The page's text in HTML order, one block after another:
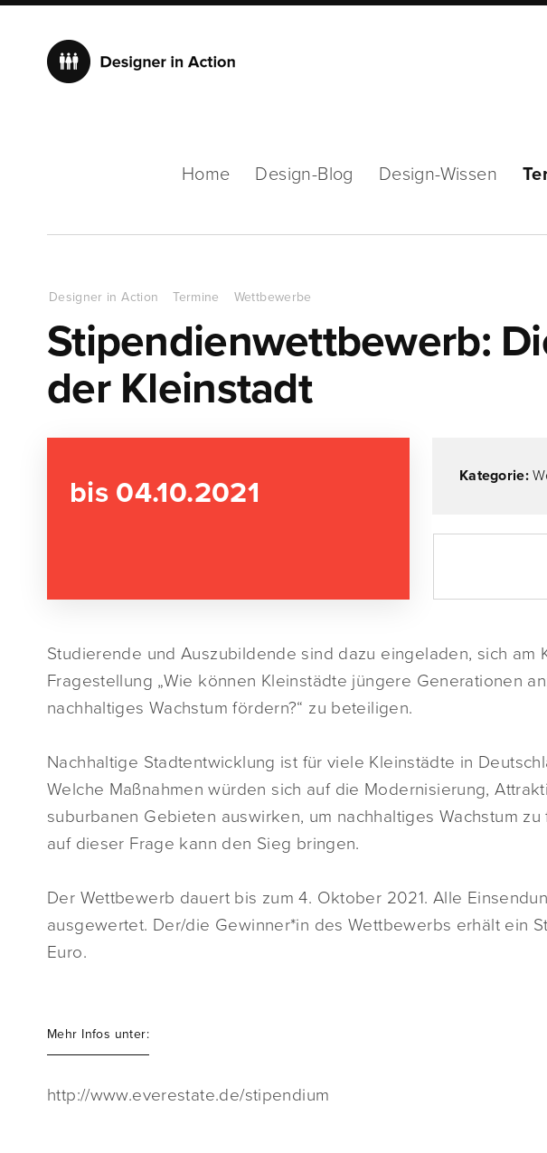
Home Design-Blog Design-Wissen
Designer in Action Termine Wettbewerbe
Stipendienwettbewerb:
der Kleinstadt
bis 04.10.2021 Kategorie:
Studierende und Auszubildende sind dazu eingeladen, sich am
Fragestellung „Wie können Kleinstädte jüngere Generationen
nachhaltiges Wachstum fördern?“ zu beteiligen.
Nachhaltige Stadtentwicklung ist für viele Kleinstädte in
Welche Maßnahmen würden sich auf die Modernisierung,
suburbanen Gebieten auswirken, um nachhaltiges Wachstum
auf dieser Frage kann den Sieg bringen.
Der Wettbewerb dauert bis zum 4. Oktober 2021. Alle
ausgewertet. Der/die Gewinner*in des Wettbewerbs erhält ein
Euro.
Mehr Infos unter:
http://www.everestate.de/stipendium